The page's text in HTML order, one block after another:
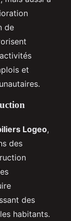
de
et
Logeo,
des
des
habitants.